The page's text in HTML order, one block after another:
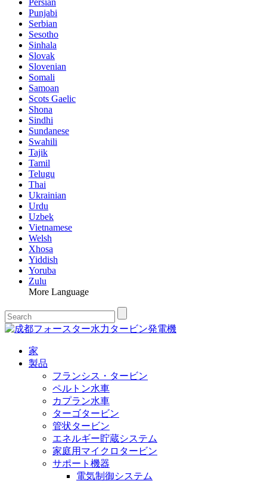
Persian
Punjabi
Serbian
Sesotho
Sinhala
Slovak
Slovenian
Somali
Samoan
Scots Gaelic
Shona
Sindhi
Sundanese
Swahili
Tajik
Tamil
Telugu
Thai
Ukrainian
Urdu
Uzbek
Vietnamese
Welsh
Xhosa
Yiddish
Yoruba
Zulu
More Language
家
製品
フランシス・タービン
ペルトン水車
カプラン水車
ターゴタービン
管状タービン
エネルギー貯蔵システム
家庭用マイクロタービン
サポート機器
電気制御システム